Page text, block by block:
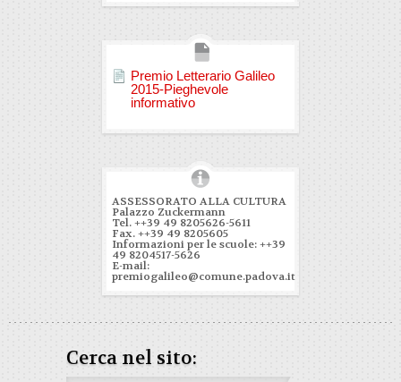
Premio Letterario Galileo
2015-Pieghevole
informativo
ASSESSORATO ALLA CULTURA
Palazzo Zuckermann
Tel. ++39 49 8205626-5611
Fax. ++39 49 8205605
Informazioni per le scuole: ++39
49 8204517-5626
E-mail:
premiogalileo@comune.padova.it
Cerca nel sito: